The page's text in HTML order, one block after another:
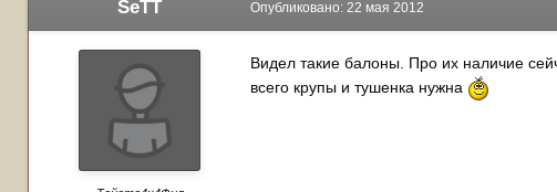
SeTT Опубликовано: 22 мая 2012
Видел такие балоны. Про их наличие
всего крупы и тушенка нужна